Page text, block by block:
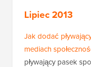
Lipiec 2013
Jak dodać
mediach
pływający pasek